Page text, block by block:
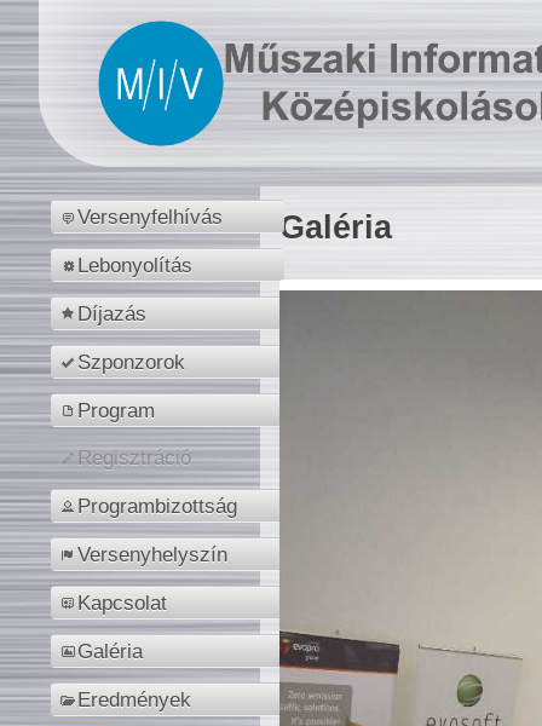
Versenyfelhívás
Lebonyolítás
Díjazás
Szponzorok
Program
Regisztráció
Programbizottság
Versenyhelyszín
Kapcsolat
Galéria
Eredmények
Galéria